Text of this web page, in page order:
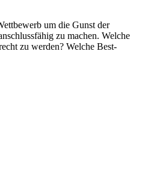
um die Gunst der
zu machen. Welche
zu werden? Welche Best-